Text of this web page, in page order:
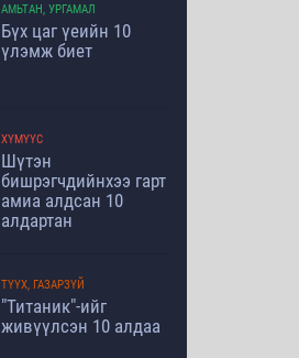
АМЬТАН, УРГАМАЛ
Бүх цаг үеийн 10
үлэмж биет
ХҮМҮҮС
Шүтэн
бишрэгчдийнхээ гарт
амиа алдсан 10
алдартан
ТҮҮХ, ГАЗАРЗҮЙ
"Титаник"-ийг
живүүлсэн 10 алдаа